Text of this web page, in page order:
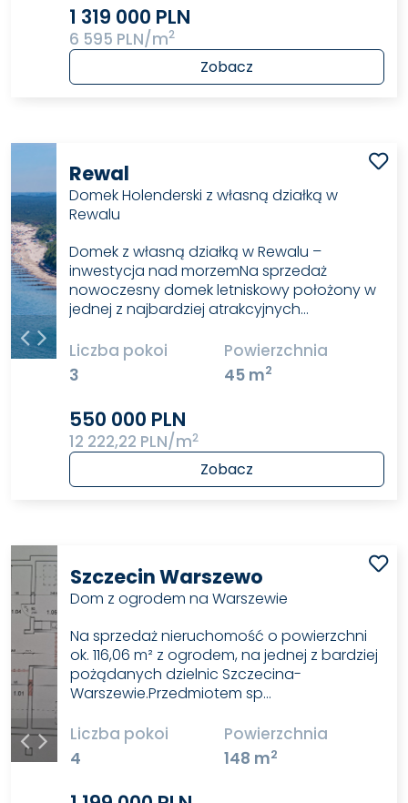
1 319 000 PLN
6 595 PLN/m2
Zobacz
Rewal
Domek Holenderski z własną działką w
Rewalu
Domek z własną działką w Rewalu –
inwestycja nad morzemNa sprzedaż
nowoczesny domek letniskowy położony w
jednej z najbardziej atrakcyjnych…
Liczba pokoi
3
Powierzchnia
45 m2
550 000 PLN
12 222,22 PLN/m2
Zobacz
Szczecin Warszewo
Dom z ogrodem na Warszewie
Na sprzedaż nieruchomość o powierzchni
ok. 116,06 m² z ogrodem, na jednej z bardziej
pożądanych dzielnic Szczecina-
Warszewie.Przedmiotem sp…
Liczba pokoi
4
Powierzchnia
148 m2